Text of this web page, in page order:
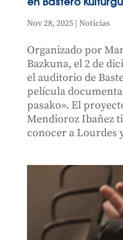
en Bastero
Nov 28, 2025| Noticias
Organizado por
Bazkuna, el 2 de
el auditorio de
película
pasako». El
Mendioroz Ibañez
conocer a Lourdes